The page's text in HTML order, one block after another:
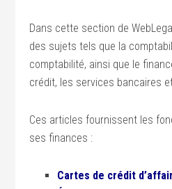
Dans cette section de
des sujets tels que la
comptabilité, ainsi que le
crédit, les services bancaires
Ces articles fournissent les
ses finances :
Cartes de crédit